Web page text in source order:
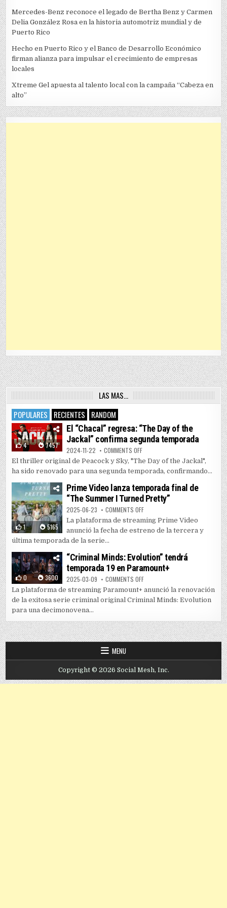
Mercedes-Benz reconoce el legado de Bertha Benz y Carmen
Delia González Rosa en la historia automotriz mundial y de
Puerto Rico
Hecho en Puerto Rico y el Banco de Desarrollo Económico
firman alianza para impulsar el crecimiento de empresas
locales
Xtreme Gel apuesta al talento local con la campaña “Cabeza en
alto”
LAS MAS…
POPULARES
RECIENTES RANDOM
4 7457
El “Chacal” regresa: “The Day of the
Jackal” confirma segunda temporada
2024-11-22 COMMENTS OFFON EL “CHACAL” REGRESA: “THE
El thriller original de Peacock y Sky, "The Day of the Jackal",
ha sido renovado para una segunda temporada, confirmando...
1 5165
Prime Video lanza temporada final de
“The Summer I Turned Pretty”
2025-06-23 COMMENTS OFFON PRIME VIDEO LANZA
La plataforma de streaming Prime Video
anunció la fecha de estreno de la tercera y
última temporada de la serie...
0 3600
“Criminal Minds: Evolution” tendrá
temporada 19 en Paramount+
2025-03-09 COMMENTS OFFON “CRIMINAL MINDS:
La plataforma de streaming Paramount+ anunció la renovación
de la exitosa serie criminal original Criminal Minds: Evolution
para una decimonovena...
MENU
Copyright © 2026 Social Mesh, Inc.